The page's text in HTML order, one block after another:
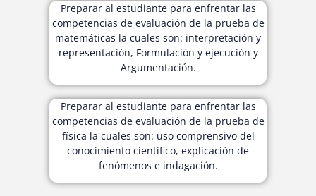
Preparar al estudiante para enfrentar las
competencias de evaluación de la prueba de
matemáticas la cuales son: interpretación y
representación, Formulación y ejecución y
Argumentación.
Preparar al estudiante para enfrentar las
competencias de evaluación de la prueba de
física la cuales son: uso comprensivo del
conocimiento científico, explicación de
fenómenos e indagación.